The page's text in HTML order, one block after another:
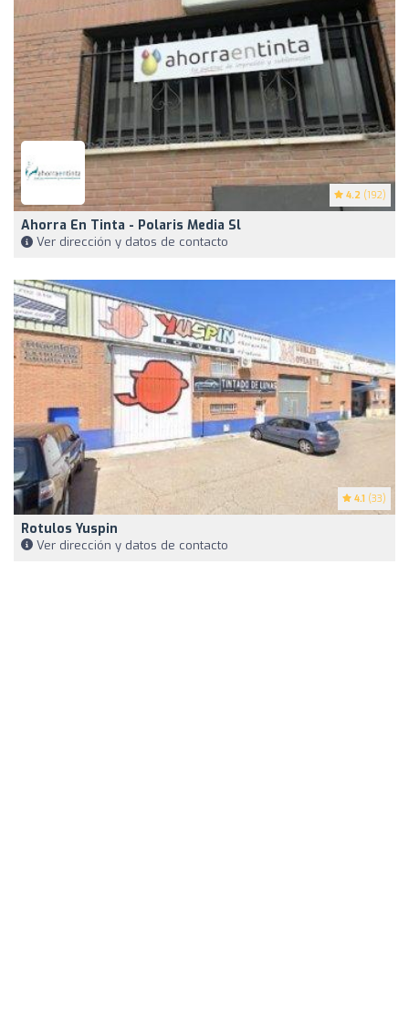
4.2 (192)
Ahorra En Tinta - Polaris Media Sl
Ver dirección y datos de contacto
4.1 (33)
Rotulos Yuspin
Ver dirección y datos de contacto